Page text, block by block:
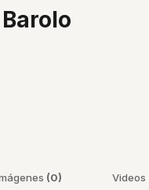
(0) Videos